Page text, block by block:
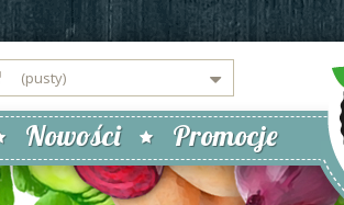
(pusty)
Nowości Promocje